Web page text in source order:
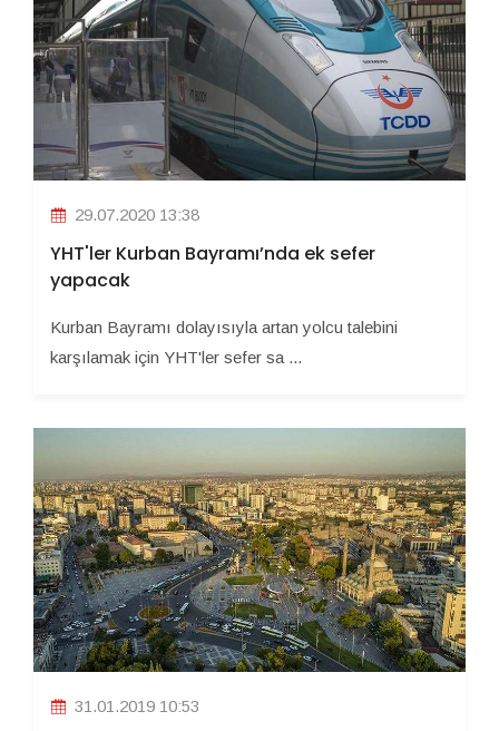
29.07.2020 13:38
YHT'ler Kurban Bayramı’nda ek sefer
yapacak
Kurban Bayramı dolayısıyla artan yolcu talebini
karşılamak için YHT'ler sefer sa ...
31.01.2019 10:53